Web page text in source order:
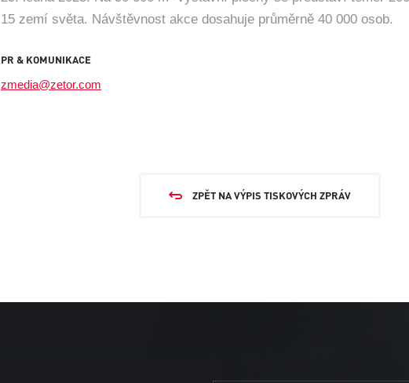
15 zemí světa. Návštěvnost akce dosahuje průměrně 40 000 osob.
PR & KOMUNIKACE
zmedia@zetor.com
ZPĚT NA VÝPIS TISKOVÝCH ZPRÁV